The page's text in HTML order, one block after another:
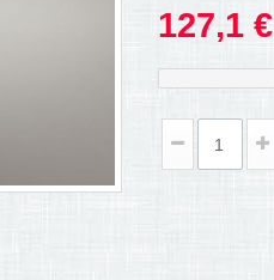
127,1 €